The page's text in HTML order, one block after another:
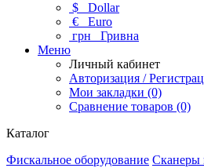
$ Dollar
€ Euro
грн Гривна
Меню
Личный кабинет
Авторизация /
Мои закладки (0)
Сравнение товаров (0)
Каталог
Фискальное оборудование Сканеры